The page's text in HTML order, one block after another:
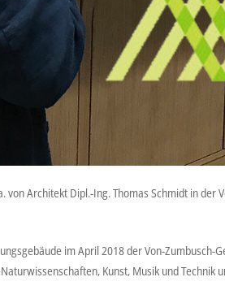
Architekt Dipl.-Ing. Thomas Schmidt in
im April 2018 der Von-
Kunst, Musik und Technik